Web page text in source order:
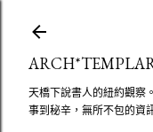
天橋下說書人的紐約觀察
事到秘辛，無所不包的資